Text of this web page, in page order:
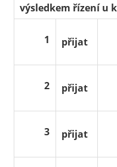
výsledkem řízení u
1 přijat
2 přijat
3 přijat